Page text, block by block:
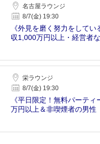
名古屋ラウンジ
8/7(金) 19:30
《外見を磨く努力をしてい
収1,000万円以上・経営者
栄ラウンジ
8/7(金) 19:30
《平日限定！無料パーテ
万円以上＆非喫煙者の男性